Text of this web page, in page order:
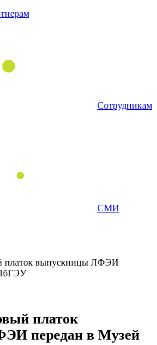
Сотрудникам
СМИ
платок выпускницы ЛФЭИ
платок
передан в Музей